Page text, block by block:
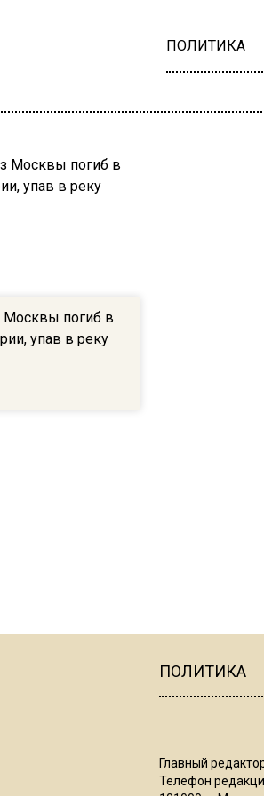
ПОЛИТИКА
Москвы погиб в
упав в реку
ПОЛИТИКА
Главный
Телефон